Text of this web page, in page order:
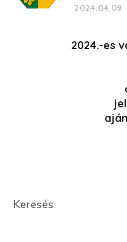
2024.04.09.
2024.-es
Keresés